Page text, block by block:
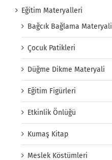
Eğitim Materyalleri
Bağcık Bağlama Materyali
Çocuk Patikleri
Düğme Dikme Materyali
Eğitim Figürleri
Etkinlik Önlüğü
Kumaş Kitap
Meslek Köstümleri